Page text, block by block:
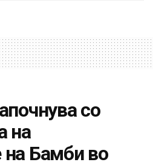
со
на
на Бамби во